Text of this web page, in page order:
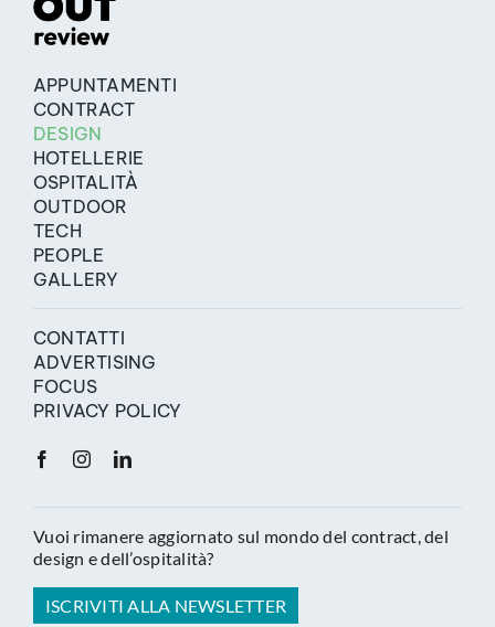
APPUNTAMENTI
CONTRACT
DESIGN
HOTELLERIE
OSPITALITÀ
OUTDOOR
TECH
PEOPLE
GALLERY
CONTATTI
ADVERTISING
FOCUS
PRIVACY POLICY
Vuoi rimanere aggiornato sul mondo del contract, del
design e dell’ospitalità?
ISCRIVITI ALLA NEWSLETTER